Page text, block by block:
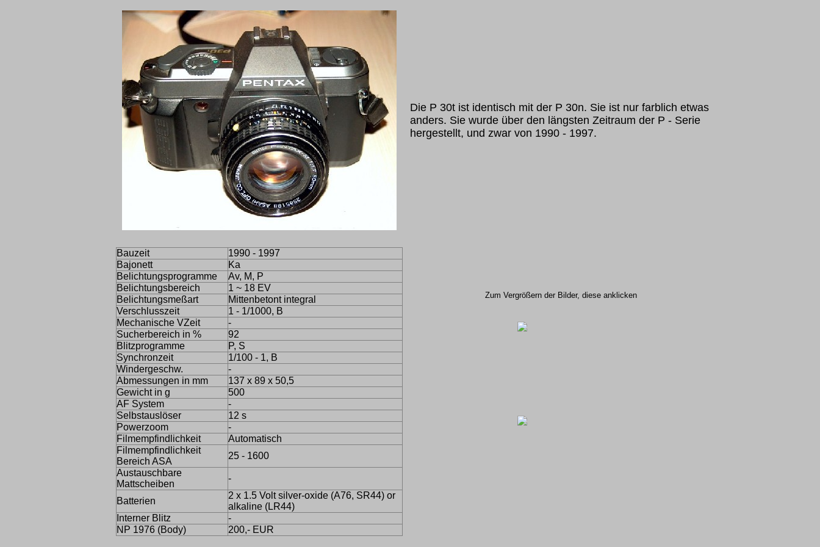
Die P 30t ist identisch mit der P 30n. Sie ist nur farblich etwas
anders. Sie wurde über den längsten Zeitraum der P - Serie
hergestellt, und zwar von 1990 - 1997.
Bauzeit
1990 - 1997
Bajonett
Ka
Belichtungsprogramme
Av, M, P
Belichtungsbereich
1 ~ 18 EV
Belichtungsmeßart
Mittenbetont integral
Verschlusszeit
1 - 1/1000, B
Mechanische VZeit
-
Sucherbereich in %
92
Blitzprogramme
P, S
Synchronzeit
1/100 - 1, B
Windergeschw.
-
Abmessungen in mm
137 x 89 x 50,5
Gewicht in g
500
AF System
-
Selbstauslöser
12 s
Powerzoom
-
Filmempfindlichkeit
Automatisch
Filmempfindlichkeit
Bereich ASA
25 - 1600
Austauschbare
Mattscheiben
-
Batterien
2 x 1.5 Volt silver-oxide (A76, SR44) or
alkaline (LR44)
Interner Blitz
-
NP 1976 (Body)
200,- EUR
Zum Vergrößern der Bilder, diese anklicken